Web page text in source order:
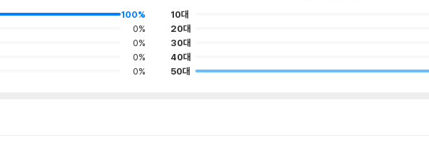
100%
0%
0%
0%
0%
10대
20대
30대
40대
50대